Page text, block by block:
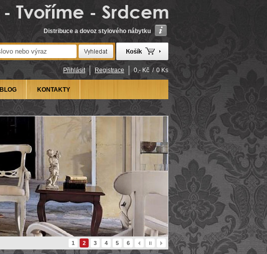
Distribuce a dovoz stylového nábytku
Přihlásit Registrace 0,- Kč / 0 Ks
BLOG KONTAKTY
1 2 3 4 5 6